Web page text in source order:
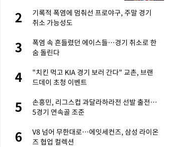
2
기록적 폭염에 멈춰선 프로야구, 주말 경기
취소 가능성도
3
폭염 속 흔들렸던 에이스들…경기 취소로 한
숨 돌린다
4
"치킨 먹고 KIA 경기 보러 간다" 교촌, 브랜
드데이 초청 이벤트
5
손흥민, 리그스컵 과달라하라전 선발 출전…
5경기 연속골 조준
6
V8 넘어 무한대로…에잇세컨즈, 삼성 라이온
즈 협업 컬렉션